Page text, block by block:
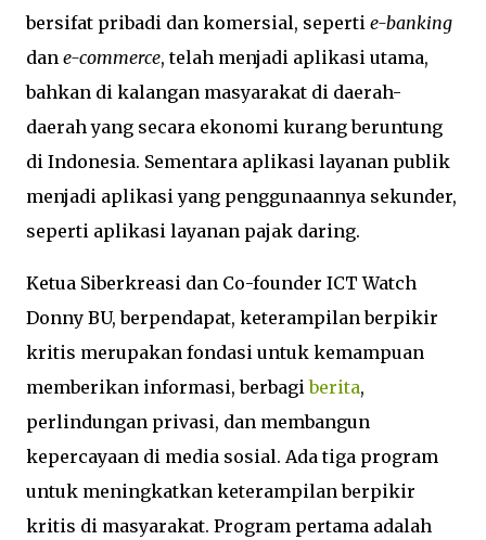
bersifat pribadi dan komersial, seperti e-banking
dan e-commerce, telah menjadi aplikasi utama,
bahkan di kalangan masyarakat di daerah-
daerah yang secara ekonomi kurang beruntung
di Indonesia. Sementara aplikasi layanan publik
menjadi aplikasi yang penggunaannya sekunder,
seperti aplikasi layanan pajak daring.
Ketua Siberkreasi dan Co-founder ICT Watch
Donny BU, berpendapat, keterampilan berpikir
kritis merupakan fondasi untuk kemampuan
memberikan informasi, berbagiberita,
perlindungan privasi, dan membangun
kepercayaan di media sosial. Ada tiga program
untuk meningkatkan keterampilan berpikir
kritis di masyarakat. Program pertama adalah